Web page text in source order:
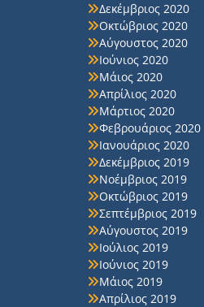
Δεκέμβριος 2020
Οκτώβριος 2020
Αύγουστος 2020
Ιούνιος 2020
Μάιος 2020
Απρίλιος 2020
Μάρτιος 2020
Φεβρουάριος 2020
Ιανουάριος 2020
Δεκέμβριος 2019
Νοέμβριος 2019
Οκτώβριος 2019
Σεπτέμβριος 2019
Αύγουστος 2019
Ιούλιος 2019
Ιούνιος 2019
Μάιος 2019
Απρίλιος 2019